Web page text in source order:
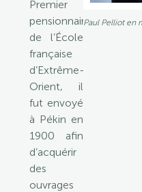
Paul Pelliot en
Premier
pensionnaire
de l’École
française
d’Extrême-
Orient, il
fut envoyé
à Pékin en
1900 afin
d’acquérir
des
ouvrages